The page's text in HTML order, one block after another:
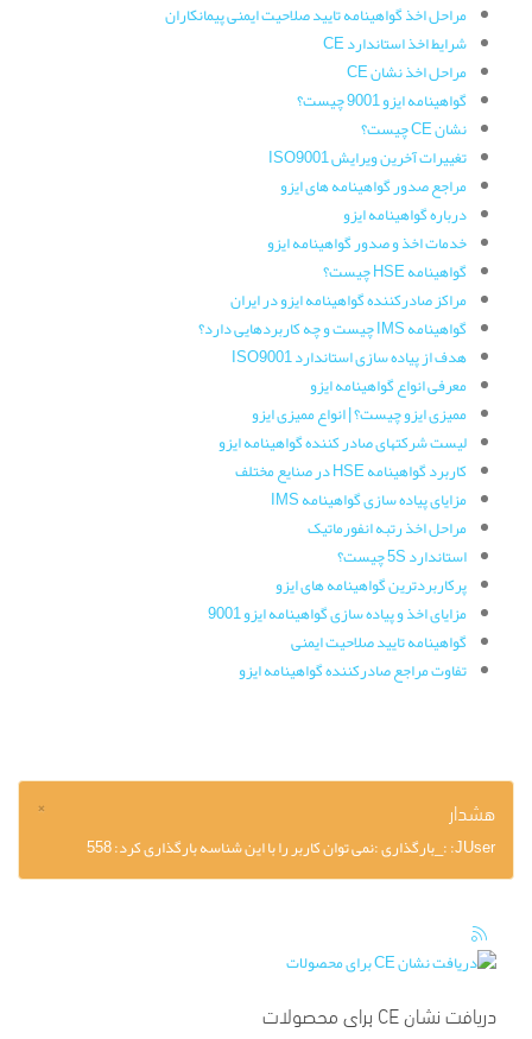
مراحل اخذ گواهینامه تایید صلاحیت ایمنی پیمانکاران
شرایط اخذ استاندارد CE
مراحل اخذ نشان CE
گواهینامه ایزو 9001 چیست؟
نشان CE چیست؟
تغییرات آخرین ویرایش ISO9001
مراجع صدور گواهینامه های ایزو
درباره گواهینامه ایزو
خدمات اخذ و صدور گواهینامه ایزو
گواهینامه HSE چیست؟
مراکز صادرکننده گواهینامه ایزو در ایران
گواهینامه IMS چیست و چه کاربردهایی دارد؟
هدف از پیاده سازی استاندارد ISO9001
معرفی انواع گواهینامه ایزو
ممیزی ایزو چیست؟ | انواع ممیزی ایزو
لیست شرکتهای صادر کننده گواهینامه ایزو
کاربرد گواهینامه HSE در صنایع مختلف
مزایای پیاده سازی گواهینامه IMS
مراحل اخذ رتبه انفورماتیک
استاندارد 5S چیست؟
پرکاربردترین گواهینامه های ایزو
مزایای اخذ و پیاده سازی گواهینامه ایزو 9001
گواهینامه تایید صلاحیت ایمنی
تفاوت مراجع صادرکننده گواهینامه ایزو
× هشدار
JUser: :_بارگذاری :نمی توان کاربر را با این شناسه بارگذاری کرد: 558
دریافت نشان CE برای محصولات